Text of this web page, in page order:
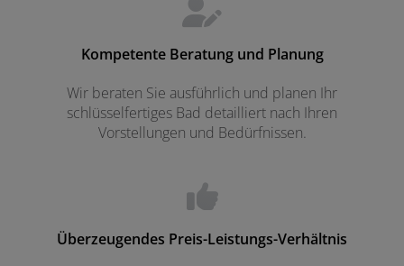
Kompetente Beratung und Planung
Wir beraten Sie ausführlich und planen Ihr
schlüsselfertiges Bad detailliert nach Ihren
Vorstellungen und Bedürfnissen.
Überzeugendes Preis-Leistungs-Verhältnis